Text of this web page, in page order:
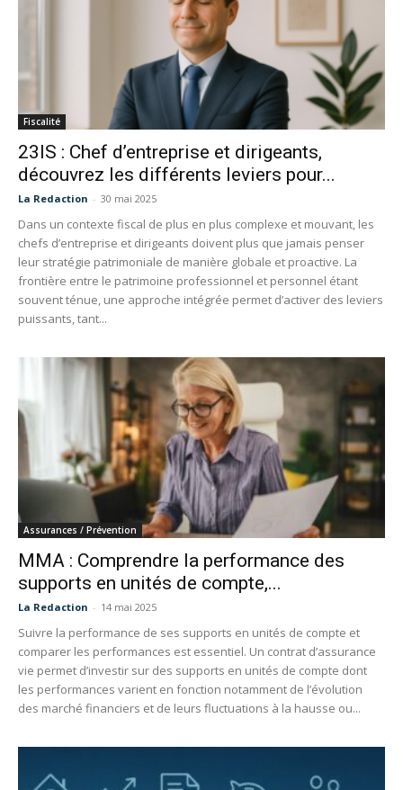
Fiscalité
23IS : Chef d’entreprise et dirigeants,
découvrez les différents leviers pour...
La Redaction - 30 mai 2025
Dans un contexte fiscal de plus en plus complexe et mouvant, les
chefs d’entreprise et dirigeants doivent plus que jamais penser
leur stratégie patrimoniale de manière globale et proactive. La
frontière entre le patrimoine professionnel et personnel étant
souvent ténue, une approche intégrée permet d’activer des leviers
puissants, tant...
Assurances / Prévention
MMA : Comprendre la performance des
supports en unités de compte,...
La Redaction - 14 mai 2025
Suivre la performance de ses supports en unités de compte et
comparer les performances est essentiel. Un contrat d’assurance
vie permet d’investir sur des supports en unités de compte dont
les performances varient en fonction notamment de l’évolution
des marché financiers et de leurs fluctuations à la hausse ou...